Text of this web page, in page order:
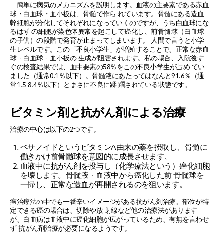
簡単に病気のメカニズムを説明します。血液の主要素である赤血
球・白血球・血小板は、骨髄で作ら れています。骨髄にある造血
幹細胞が分化してそれぞれになっていくのですが、うち白血球にな
るはず の細胞が染色体異常を起こして癌化し、前骨髄球（白血球
の子供）の段階で発育が止まってしまいます。 人間で言うと小学
生レベルです。この「不良小学生」が増殖することで、正常な赤血
球・白血球・血小板の 生成が阻害されます。私の場合、入院後す
ぐの検査結果では、血中要素の58％をこの不良小学生が占め てい
ました（通常0.1％以下）。骨髄液にあたってはなんと91.6％（通
常1.5-8.4％以下）とまさに不良に蹂 躙されている状態です。
ビタミン剤と抗がん剤による治療
治療の中心は以下の2つです。
ベサノイドというビタミンA由来の薬を摂取し、骨髄に
働きかけ前骨髄球を意図的に成長させます。
血液中に抗がん剤を投与し（化学療法という）癌化細胞
を壊します。骨髄液・血液中から癌化した前 骨髄球を
一掃し、正常な造血が再開されるのを狙います。
癌治療法の中でも一番辛いイメージがある抗がん剤治療。部位が特
定できる癌の場合は、切除や放 射線など他の治療法があります
が、白血病は血液中に癌化細胞が広がっているため、有無を言わせ
ず 抗がん剤治療が必要になるようです。